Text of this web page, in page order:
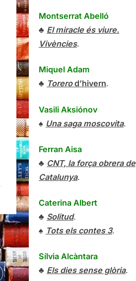
Montserrat Abelló
♣ El miracle és viure.
Vivències.
Miquel Adam
♣ Torerod’hivern.
Vasili Aksiónov
♠ Una saga moscovita.
Ferran Aisa
♣ CNT, la força obrera de
Catalunya.
Caterina Albert
♣ Solitud.
♠ Tots els contes 3.
Sílvia Alcàntara
♣ Els dies sense glòria.